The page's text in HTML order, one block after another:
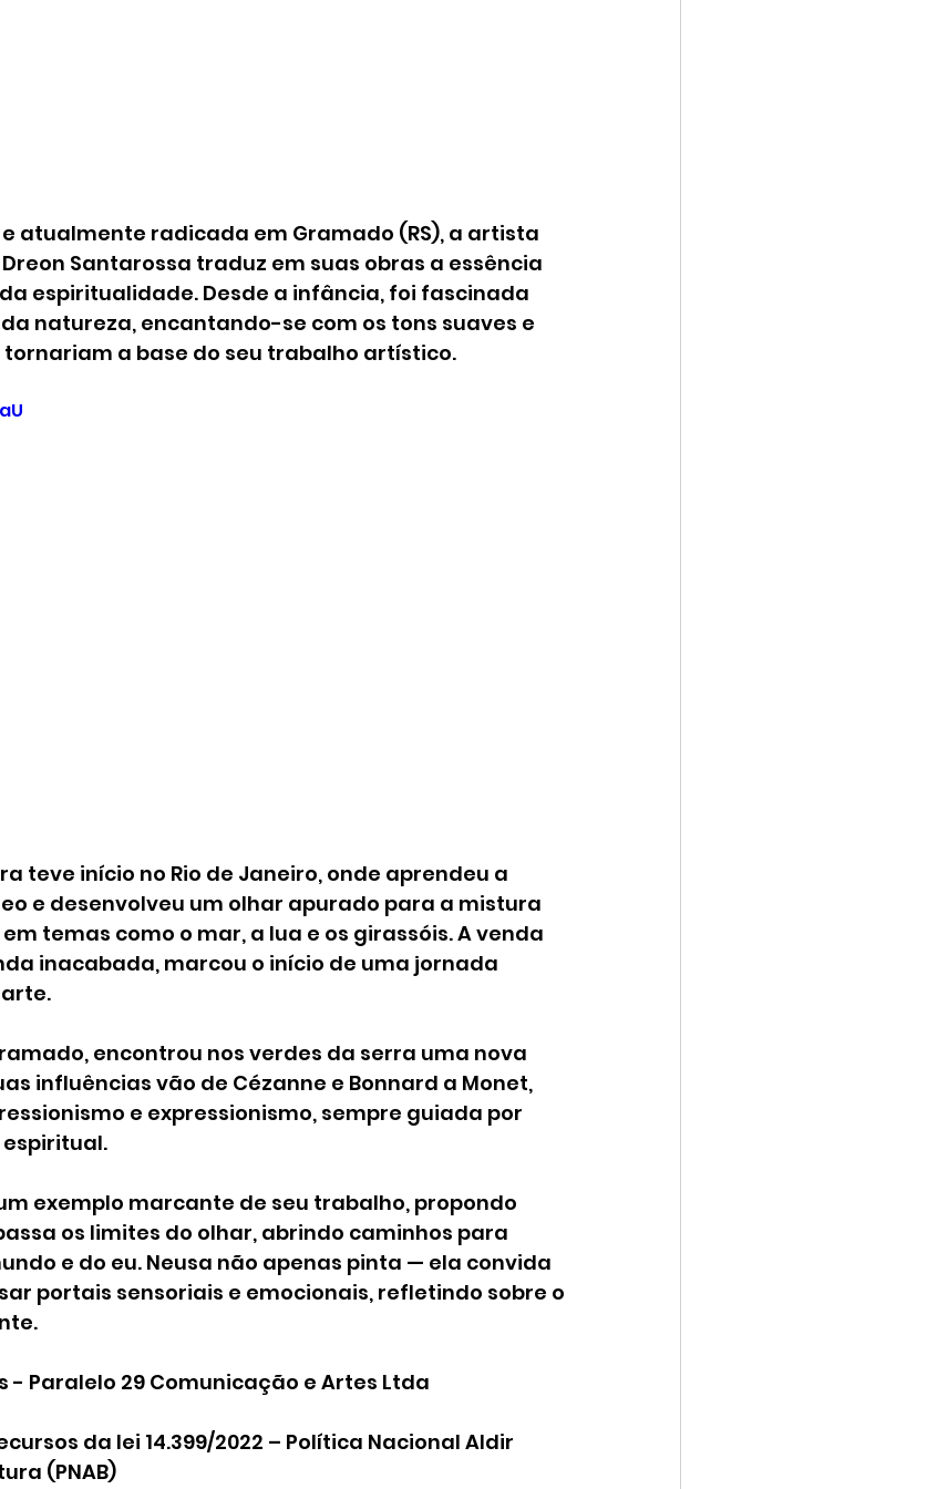
atualmente radicada em Gramado (RS), a artista
Santarossa traduz em suas obras a essência
espiritualidade. Desde a infância, foi fascinada
natureza, encantando-se com os tons suaves e
a base do seu trabalho artístico.
teve início no Rio de Janeiro, onde aprendeu a
e desenvolveu um olhar apurado para a mistura
temas como o mar, a lua e os girassóis. A venda
inacabada, marcou o início de uma jornada
encontrou nos verdes da serra uma nova
influências vão de Cézanne e Bonnard a Monet,
e expressionismo, sempre guiada por
exemplo marcante de seu trabalho, propondo
os limites do olhar, abrindo caminhos para
e do eu. Neusa não apenas pinta — ela convida
portais sensoriais e emocionais, refletindo sobre o
- Paralelo 29 Comunicação e Artes Ltda
da lei 14.399/2022 – Política Nacional Aldir
(PNAB)